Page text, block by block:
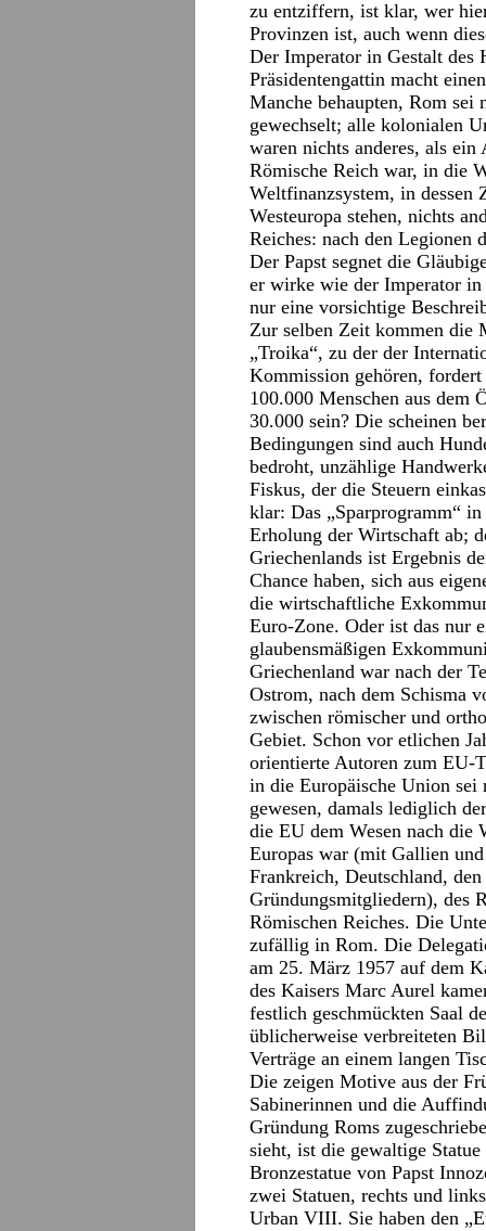
zu entziffern, ist klar, wer
Provinzen ist, auch wenn
Der Imperator in Gestalt
Präsidentengattin macht
Manche behaupten, Rom sei
gewechselt; alle kolonialen
waren nichts anderes, als ein
Römische Reich war, in die
Weltfinanzsystem, in dessen
Westeuropa stehen, nichts
Reiches: nach den Legionen
Der Papst segnet die
er wirke wie der Imperator in
nur eine vorsichtige
Zur selben Zeit kommen die
„Troika“, zu der der
Kommission gehören,
100.000 Menschen aus dem
30.000 sein? Die scheinen
Bedingungen sind auch
bedroht, unzählige
Fiskus, der die Steuern
klar: Das „Sparprogramm“
Erholung der Wirtschaft ab;
Griechenlands ist Ergebnis
Chance haben, sich aus
die wirtschaftliche
Euro-Zone. Oder ist das nur
glaubensmäßigen
Griechenland war nach der
Ostrom, nach dem Schisma
zwischen römischer und
Gebiet. Schon vor etlichen
orientierte Autoren zum EU-
in die Europäische Union
gewesen, damals lediglich
die EU dem Wesen nach die
Europas war (mit Gallien
Frankreich, Deutschland,
Gründungsmitgliedern), des
Römischen Reiches. Die
zufällig in Rom. Die
am 25. März 1957 auf dem
des Kaisers Marc Aurel
festlich geschmückten Saal
üblicherweise verbreiteten
Verträge an einem langen
Die zeigen Motive aus der
Sabinerinnen und die
Gründung Roms
sieht, ist die gewaltige
Bronzestatue von Papst
zwei Statuen, rechts und
Urban VIII. Sie haben den